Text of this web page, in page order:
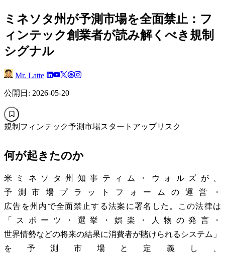
ミネソタ州が予測市場を全面禁止：フ
ィンテック創業者が読み解くべき規制
シグナル
Mr. Latte
公開日: 2026-05-20
規制 フィンテック予測市場スタートアップリスク
何が起きたのか
米ミネソタ州知事ティム・ウォルズが、
予測市場プラットフォームの運営・
広告を州内で全面禁止する法案に署名した。この法律は
「スポーツ・選挙・娯楽・人物の発言・
世界情勢などの将来の結果に消費者が賭けられるシステム」
を予測市場と定義し、